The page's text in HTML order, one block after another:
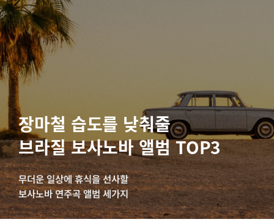
장마철 습도를 낮춰줄
브라질 보사노바 앨범 TOP3
무더운 일상에 휴식을 선사할
보사노바 연주곡 앨범 세가지